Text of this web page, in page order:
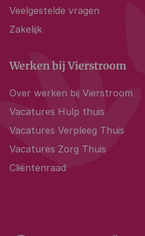
Veelgestelde vragen
Zakelijk
Werken bij Vierstroom
Over werken bij Vierstroom
Vacatures Hulp thuis
Vacatures Verpleeg Thuis
Vacatures Zorg Thuis
Cliëntenraad